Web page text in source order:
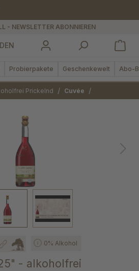
- NEWSLETTER ABONNIEREN
Probierpakete Geschenkewelt Abo-
Prickelnd / Cuvée /
0% Alkohol
- alkoholfrei